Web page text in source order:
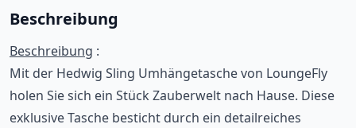
Beschreibung
Beschreibung :
Mit der Hedwig Sling Umhängetasche von LoungeFly
holen Sie sich ein Stück Zauberwelt nach Hause. Diese
exklusive Tasche besticht durch ein detailreiches